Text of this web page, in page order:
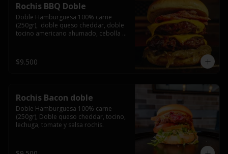
Rochis BBQ Doble
Doble Hamburguesa 100% carne
(250gr),  doble queso cheddar, doble
tocino americano ahumado, cebolla
$9.500
Rochis Bacon doble
Doble Hamburguesa 100% carne
(250gr), Doble queso cheddar, tocino,
lechuga, tomate y salsa rochis.